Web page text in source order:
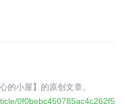
的小屋】的原创文章。
0f0bebc450785ac4c262f5